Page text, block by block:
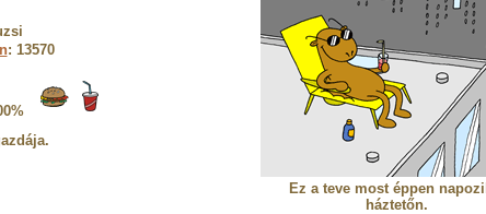
: 13570
Ez a teve most éppen
háztetőn.